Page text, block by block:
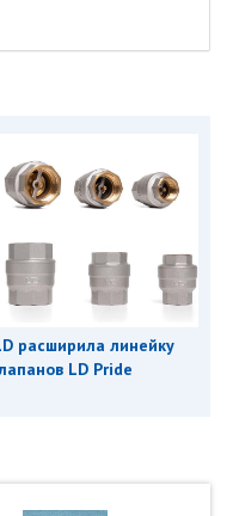
расширила линейку
LD Pride